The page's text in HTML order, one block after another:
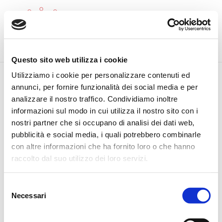
Questo sito web utilizza i cookie
Utilizziamo i cookie per personalizzare contenuti ed
annunci, per fornire funzionalità dei social media e per
analizzare il nostro traffico. Condividiamo inoltre
informazioni sul modo in cui utilizza il nostro sito con i
nostri partner che si occupano di analisi dei dati web,
pubblicità e social media, i quali potrebbero combinarle
con altre informazioni che ha fornito loro o che hanno
raccolto dal suo utilizzo dei loro servizi.
delNecessari
COME LAVORIAMO
Per l’Impasto utilizziamo materie prime di alta qualità, utilizziamo tre
pinse croccanti fuori e morbide dentro. L’impasto viene posto a
lievitazione a temperatura controllata per ben 24/48 ore. Le fasi
iniziali sono eseguite utilizzando esclusivamente i nostri macchinari,
prodotto. La fase finale viene invece eseguita a mano: utilizzando la
classica tecnica degli 8 tocchi otteniamo la tipica forma allungata